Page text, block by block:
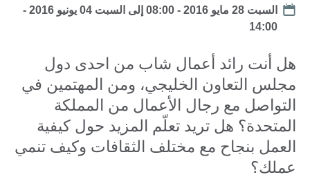
Date
السبت 28 مايو 2016 - 08:00 إلى
السبت 04 يونيو 2016 -
14:00
هل أنت رائد أعمال شاب من احدى دول
مجلس التعاون الخليجي، ومن المهتمين في
التواصل مع رجال الأعمال من المملكة
المتحدة؟ هل تريد تعلّم المزيد حول كيفية
العمل بنجاح مع مختلف الثقافات وكيف تنمي
عملك؟